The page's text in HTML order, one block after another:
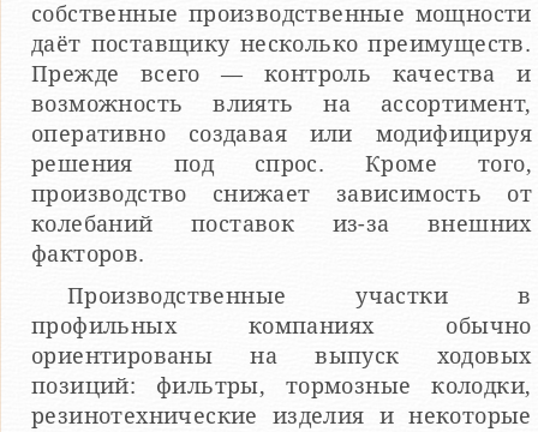
собственные производственные мощности
даёт поставщику несколько преимуществ.
Прежде всего — контроль качества и
возможность влиять на ассортимент,
оперативно создавая или модифицируя
решения под спрос. Кроме того,
производство снижает зависимость от
колебаний поставок из-за внешних
факторов.
Производственные участки в
профильных компаниях обычно
ориентированы на выпуск ходовых
позиций: фильтры, тормозные колодки,
резинотехнические изделия и некоторые